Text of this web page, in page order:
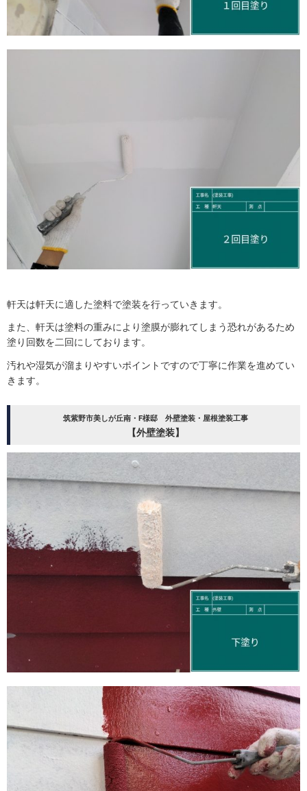
軒天は軒天に適した塗料で塗装を行っていきます。
また、軒天は塗料の重みにより塗膜が膨れてしまう恐れがあるため
塗り回数を二回にしております。
汚れや湿気が溜まりやすいポイントですので丁寧に作業を進めてい
きます。
筑紫野市美しが丘南・F様邸 外壁塗装・屋根塗装工事
【外壁塗装】